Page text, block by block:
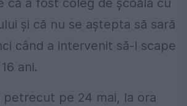
și că nu se aștepta să sară
când a intervenit să-l scape
ani.
petrecut pe 24 mai, la ora